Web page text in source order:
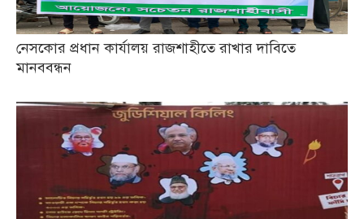
নেসকোর প্রধান কার্যালয় রাজশাহীতে রাখার দাবিতে
মানববন্ধন